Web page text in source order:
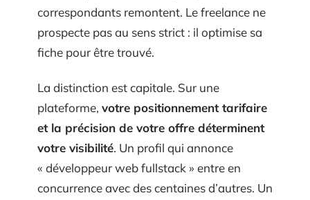
correspondants remontent. Le freelance ne
prospecte pas au sens strict : il optimise sa
fiche pour être trouvé.
La distinction est capitale. Sur une
plateforme, votre positionnement tarifaire
et la précision de votre offre déterminent
votre visibilité. Un profil qui annonce
« développeur web fullstack » entre en
concurrence avec des centaines d’autres. Un